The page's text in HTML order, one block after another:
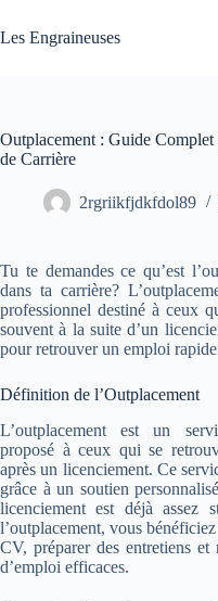
au
contenu
Les Engraineuses
Outplacement : Guide
de Carrière
2rgriikfjdkfdol89
Tu te demandes ce qu’est
dans ta carrière?
professionnel destiné à ceux
souvent à la suite d’un
pour retrouver un emploi
Définition de l’Outplacement
L’outplacement est un
proposé à ceux qui se
après un licenciement. Ce
grâce à un soutien
licenciement est déjà assez
l’outplacement, vous
CV, préparer des entretiens et
d’emploi efficaces.